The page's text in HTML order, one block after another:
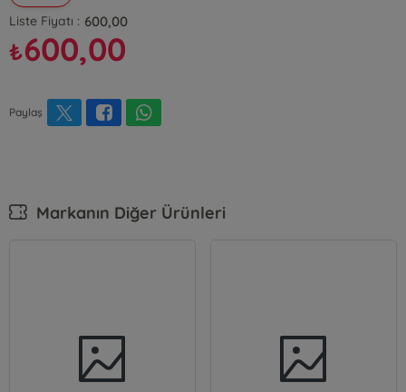
Liste Fiyatı : 600,00
₺600,00
Paylaş
Markanın Diğer Ürünleri